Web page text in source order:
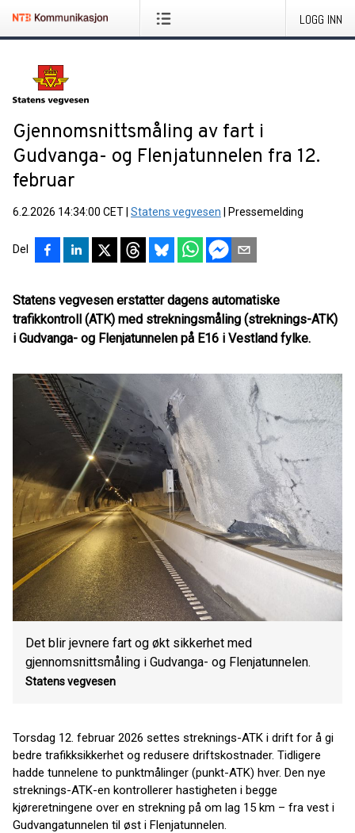
LOGG INN
Gjennomsnittsmåling av fart i
Gudvanga- og Flenjatunnelen fra 12.
februar
6.2.2026 14:34:00 CET Statens vegvesen Pressemelding
Del
Statens vegvesen erstatter dagens automatiske
trafikkontroll (ATK) med strekningsmåling (streknings-ATK)
i Gudvanga- og Flenjatunnelen på E16 i Vestland fylke.
Det blir jevnere fart og økt sikkerhet med
gjennomsnittsmåling i Gudvanga- og Flenjatunnelen.
Statens vegvesen
Torsdag 12. februar 2026 settes streknings-ATK i drift for å gi
bedre trafikksikkerhet og redusere driftskostnader. Tidligere
hadde tunnelene to punktmålinger (punkt-ATK) hver. Den nye
streknings-ATK-en kontrollerer hastigheten i begge
kjøreretningene over en strekning på om lag 15 km – fra vest i
Gudvangatunnelen til øst i Flenjatunnelen.